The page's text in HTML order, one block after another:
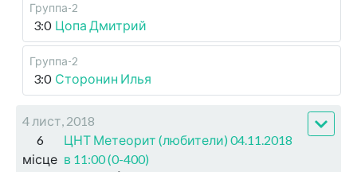
Группа-2
3:0 Цопа Дмитрий
Группа-2
3:0 Сторонин Илья
4 лист, 2018
6
місце
ЦНТ Метеорит (любители) 04.11.2018
в 11:00 (0-400)